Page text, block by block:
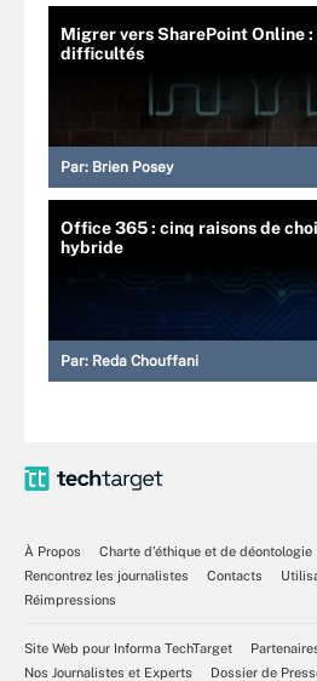
Migrer vers SharePoint Online
difficultés
Par: Brien Posey
Office 365 : cinq raisons de
hybride
Par: Reda Chouffani
À Propos
Charte d’éthique et de déontologie
Rencontrez les journalistes
Contacts
Réimpressions
Site Web pour Informa TechTarget
Nos Journalistes et Experts
Dossier de